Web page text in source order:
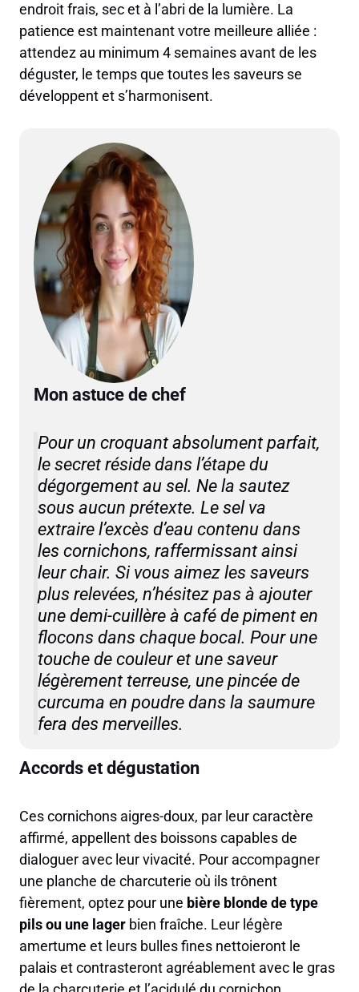
endroit frais, sec et à l’abri de la lumière. La
patience est maintenant votre meilleure alliée :
attendez au minimum 4 semaines avant de les
déguster, le temps que toutes les saveurs se
développent et s’harmonisent.
Mon astuce de chef
Pour un croquant absolument parfait,
le secret réside dans l’étape du
dégorgement au sel. Ne la sautez
sous aucun prétexte. Le sel va
extraire l’excès d’eau contenu dans
les cornichons, raffermissant ainsi
leur chair. Si vous aimez les saveurs
plus relevées, n’hésitez pas à ajouter
une demi-cuillère à café de piment en
flocons dans chaque bocal. Pour une
touche de couleur et une saveur
légèrement terreuse, une pincée de
curcuma en poudre dans la saumure
fera des merveilles.
Accords et dégustation
Ces cornichons aigres-doux, par leur caractère
affirmé, appellent des boissons capables de
dialoguer avec leur vivacité. Pour accompagner
une planche de charcuterie où ils trônent
fièrement, optez pour une bière blonde de type
pils ou une lager bien fraîche. Leur légère
amertume et leurs bulles fines nettoieront le
palais et contrasteront agréablement avec le gras